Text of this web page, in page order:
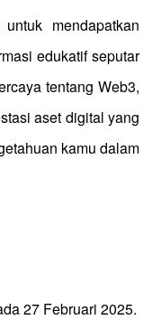
untuk mendapatkan
edukatif seputar
tentang Web3,
aset digital yang
kamu dalam
27 Februari 2025.